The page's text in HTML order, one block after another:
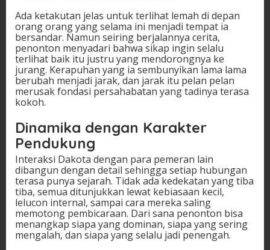
Ada ketakutan jelas untuk terlihat lemah di depan
orang orang yang selama ini menjadi tempat ia
bersandar. Namun seiring berjalannya cerita,
penonton menyadari bahwa sikap ingin selalu
terlihat baik itu justru yang mendorongnya ke
jurang. Kerapuhan yang ia sembunyikan lama lama
berubah menjadi jarak, dan jarak itu pelan pelan
merusak fondasi persahabatan yang tadinya terasa
kokoh.
Dinamika dengan Karakter
Pendukung
Interaksi Dakota dengan para pemeran lain
dibangun dengan detail sehingga setiap hubungan
terasa punya sejarah. Tidak ada kedekatan yang tiba
tiba, semua ditunjukkan lewat kebiasaan kecil,
lelucon internal, sampai cara mereka saling
memotong pembicaraan. Dari sana penonton bisa
menangkap siapa yang dominan, siapa yang sering
mengalah, dan siapa yang selalu jadi penengah.